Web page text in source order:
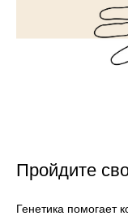
Пройдите
Генетика помогает